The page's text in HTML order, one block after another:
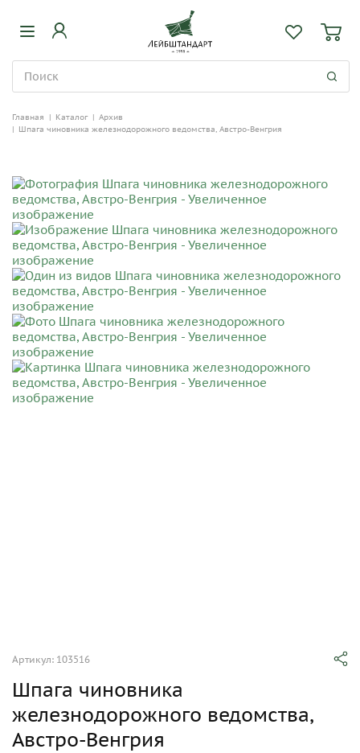
Главная | Каталог | Архив
| Шпага чиновника железнодорожного ведомства, Австро-Венгрия
Артикул: 103516
Шпага чиновника
железнодорожного ведомства,
Австро-Венгрия